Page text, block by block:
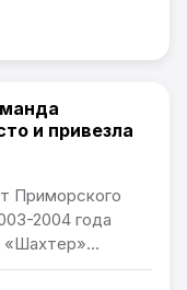
и привезла
Приморского
2004 года
«Шахтер»...